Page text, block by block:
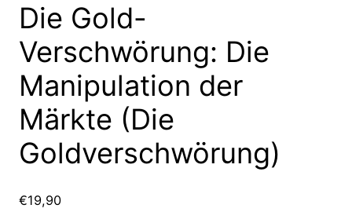
Die Gold-
Verschwörung: Die
Manipulation der
Märkte (Die
Goldverschwörung)
€19,90